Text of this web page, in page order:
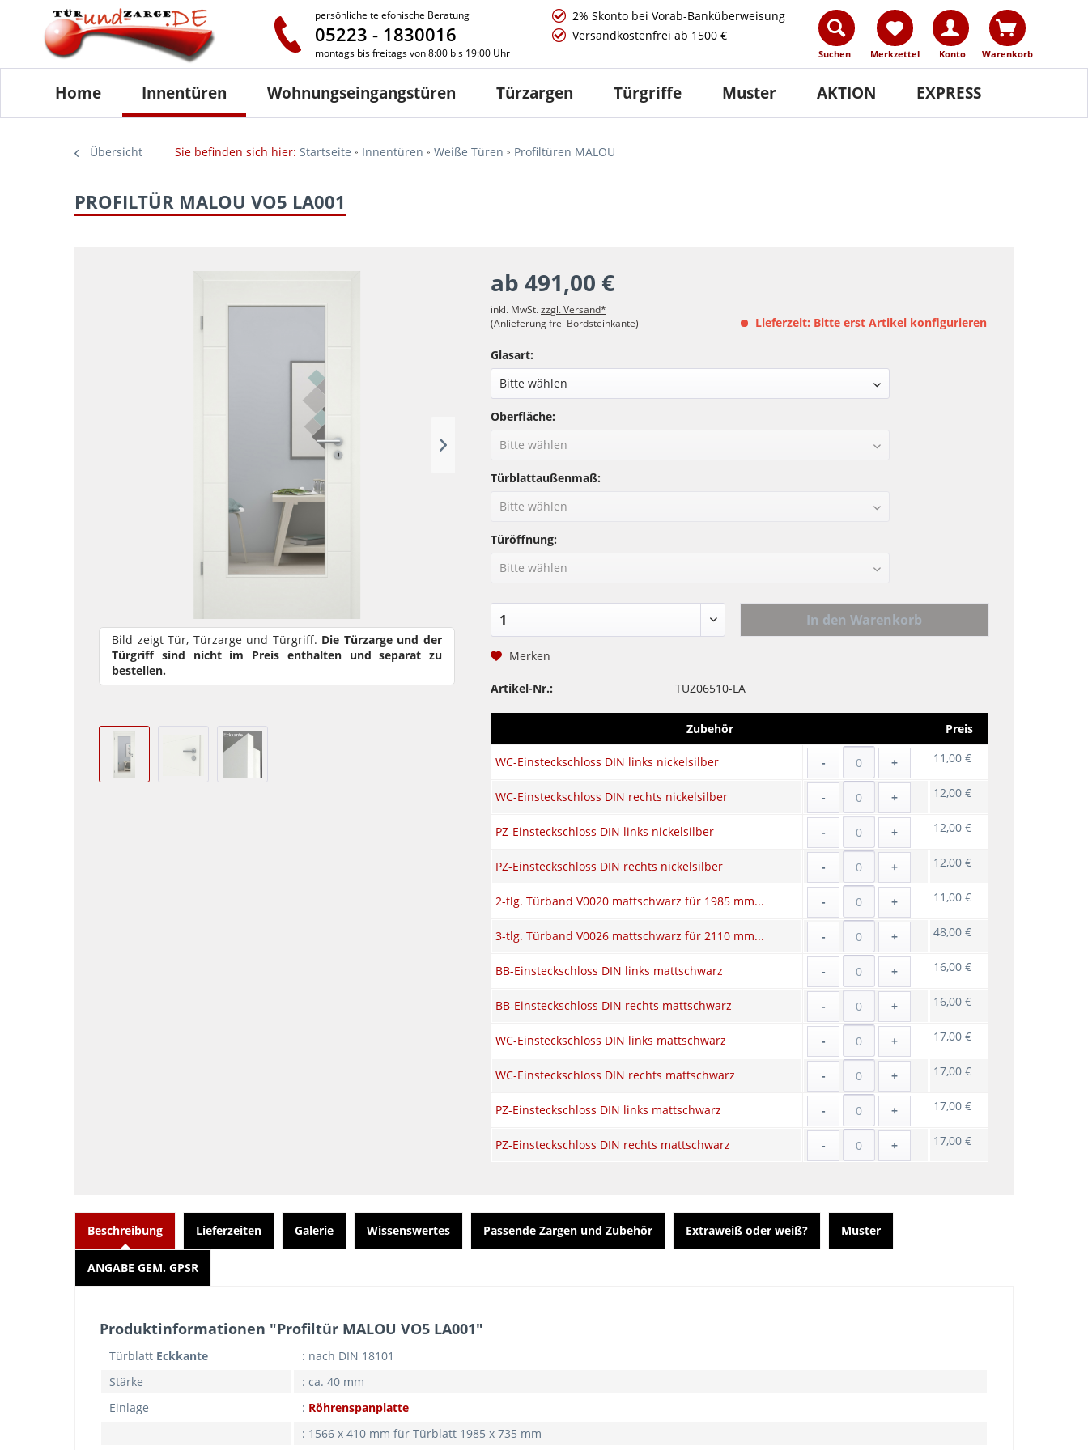
persönliche telefonische Beratung
05223 - 1830016
montags bis freitags von 8:00 bis 19:00 Uhr
2% Skonto bei Vorab-Banküberweisung
Versandkostenfrei ab 1500 €
Suchen Merkzettel Konto Warenkorb
Home Innentüren Wohnungseingangstüren Türzargen Türgriffe Muster AKTION EXPRESS
Übersicht Sie befinden sich hier: Startseite Innentüren Weiße Türen Profiltüren MALOU
PROFILTÜR MALOU VO5 LA001
Bild zeigt Tür, Türzarge und Türgriff. Die Türzarge und der
Türgriff sind nicht im Preis enthalten und separat zu
bestellen.
ab 491,00 €
inkl. MwSt.zzgl. Versand*
(Anlieferung frei Bordsteinkante)
Lieferzeit: Bitte erst Artikel konfigurieren
Glasart:
Oberfläche:
Türblattaußenmaß:
Türöffnung:
In den Warenkorb
Merken
Artikel-Nr.: TUZ06510-LA
Zubehör Preis
WC-Einsteckschloss DIN links nickelsilber - + 11,00 €
WC-Einsteckschloss DIN rechts nickelsilber - + 12,00 €
PZ-Einsteckschloss DIN links nickelsilber - + 12,00 €
PZ-Einsteckschloss DIN rechts nickelsilber - + 12,00 €
2-tlg. Türband V0020 mattschwarz für 1985 mm... - + 11,00 €
3-tlg. Türband V0026 mattschwarz für 2110 mm... - + 48,00 €
BB-Einsteckschloss DIN links mattschwarz - + 16,00 €
BB-Einsteckschloss DIN rechts mattschwarz - + 16,00 €
WC-Einsteckschloss DIN links mattschwarz - + 17,00 €
WC-Einsteckschloss DIN rechts mattschwarz - + 17,00 €
PZ-Einsteckschloss DIN links mattschwarz - + 17,00 €
PZ-Einsteckschloss DIN rechts mattschwarz - + 17,00 €
Beschreibung Lieferzeiten Galerie Wissenswertes Passende Zargen und Zubehör Extraweiß oder weiß? Muster
ANGABE GEM. GPSR
Produktinformationen "Profiltür MALOU VO5 LA001"
Türblatt Eckkante
: nach DIN 18101
Stärke
: ca. 40 mm
Einlage
: Röhrenspanplatte
: 1566 x 410 mm für Türblatt 1985 x 735 mm